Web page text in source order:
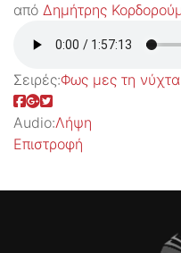
από Δημήτρης
Σειρές:Φως μες τη νύχτα
Audio:Λήψη
Επιστροφή